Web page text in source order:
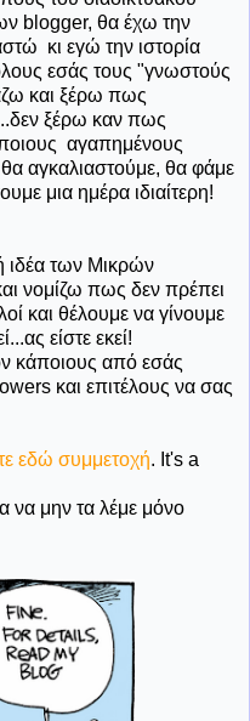
blogger, θα έχω την
κι εγώ την ιστορία
εσάς τους "γνωστούς
και ξέρω πως
ξέρω καν πως
αγαπημένους
αγκαλιαστούμε, θα φάμε
μια ημέρα ιδιαίτερη!
ιδέα των Μικρών
νομίζω πως δεν πρέπει
και θέλουμε να γίνουμε
είστε εκεί!
κάποιους από εσάς
και επιτέλους να σας
εδώ συμμετοχή. It's a
να μην τα λέμε μόνο